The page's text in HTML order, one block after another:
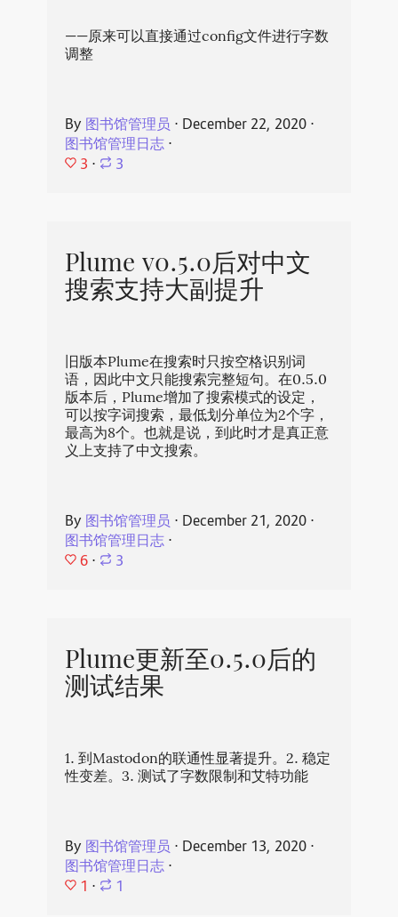
——原来可以直接通过config文件进行字数
调整
By 图书馆管理员⋅ December 22, 2020⋅
图书馆管理日志⋅
3 ⋅ 3
Plume v0.5.0后对中文
搜索支持大副提升
旧版本Plume在搜索时只按空格识别词
语，因此中文只能搜索完整短句。在0.5.0
版本后，Plume增加了搜索模式的设定，
可以按字词搜索，最低划分单位为2个字，
最高为8个。也就是说，到此时才是真正意
义上支持了中文搜索。
By 图书馆管理员⋅ December 21, 2020⋅
图书馆管理日志⋅
6 ⋅ 3
Plume更新至0.5.0后的
测试结果
1. 到Mastodon的联通性显著提升。2. 稳定
性变差。3. 测试了字数限制和艾特功能
By 图书馆管理员⋅ December 13, 2020⋅
图书馆管理日志⋅
1 ⋅ 1